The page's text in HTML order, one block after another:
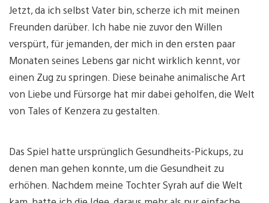
Jetzt, da ich selbst Vater bin, scherze ich mit meinen
Freunden darüber. Ich habe nie zuvor den Willen
verspürt, für jemanden, der mich in den ersten paar
Monaten seines Lebens gar nicht wirklich kennt, vor
einen Zug zu springen. Diese beinahe animalische Art
von Liebe und Fürsorge hat mir dabei geholfen, die Welt
von Tales of Kenzera zu gestalten.
Das Spiel hatte ursprünglich Gesundheits-Pickups, zu
denen man gehen konnte, um die Gesundheit zu
erhöhen. Nachdem meine Tochter Syrah auf die Welt